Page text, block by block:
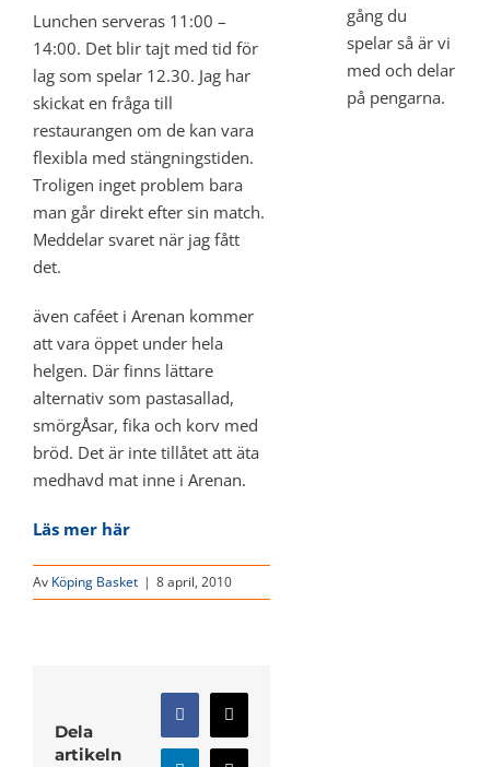
Lunchen serveras 11:00 –
14:00. Det blir tajt med tid för
lag som spelar 12.30. Jag har
skickat en fråga till
restaurangen om de kan vara
flexibla med stängningstiden.
Troligen inget problem bara
man går direkt efter sin match.
Meddelar svaret när jag fått
det.
även caféet i Arenan kommer
att vara öppet under hela
helgen. Där finns lättare
alternativ som pastasallad,
smörgÅsar, fika och korv med
bröd. Det är inte tillåtet att äta
medhavd mat inne i Arenan.
Läs mer här
Av Köping Basket | 8 april, 2010
Dela
artikeln
Facebook
X
gång du
spelar så är vi
med och delar
på pengarna.